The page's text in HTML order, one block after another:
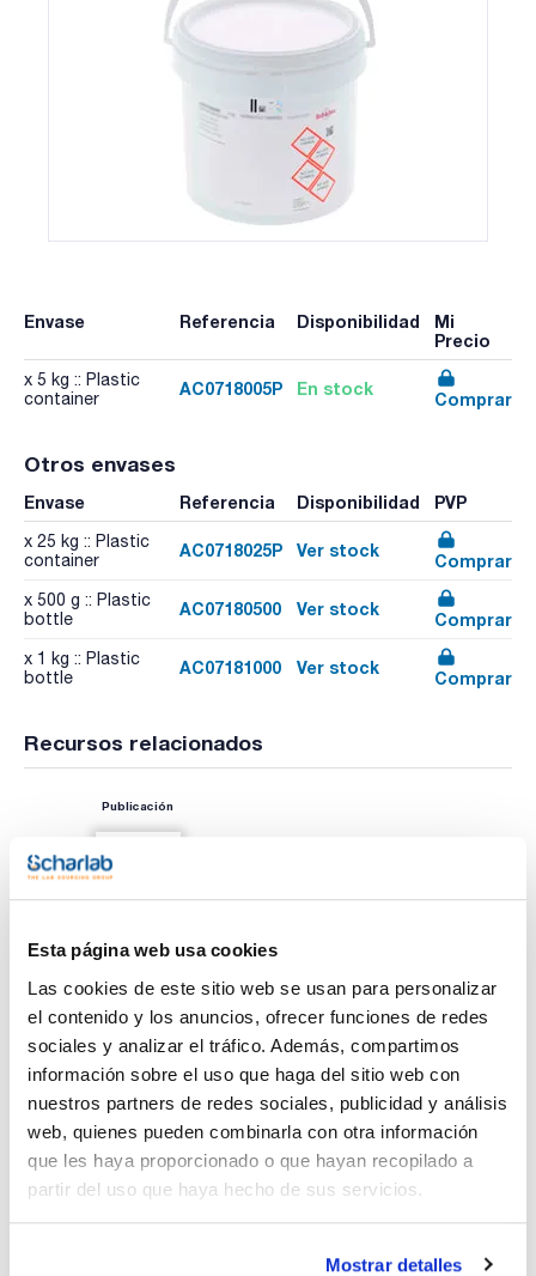
Esta página web usa cookies
Las cookies de este sitio web se usan para personalizar
el contenido y los anuncios, ofrecer funciones de redes
sociales y analizar el tráfico. Además, compartimos
información sobre el uso que haga del sitio web con
nuestros partners de redes sociales, publicidad y análisis
web, quienes pueden combinarla con otra información
que les haya proporcionado o que hayan recopilado a
partir del uso que haya hecho de sus servicios.
Mostrar detalles
Envase Referencia Disponibilidad
Mi
Precio
x 5 kg :: Plastic
container
AC0718005P En stock
Comprar
Otros envases
Envase Referencia Disponibilidad PVP
x 25 kg :: Plastic
container
AC0718025P Ver stock
Comprar
x 500 g :: Plastic
bottle
AC07180500 Ver stock
Comprar
x 1 kg :: Plastic
bottle
AC07181000 Ver stock
Comprar
Recursos relacionados
Publicación
Características
Capacidad : x 5 kg